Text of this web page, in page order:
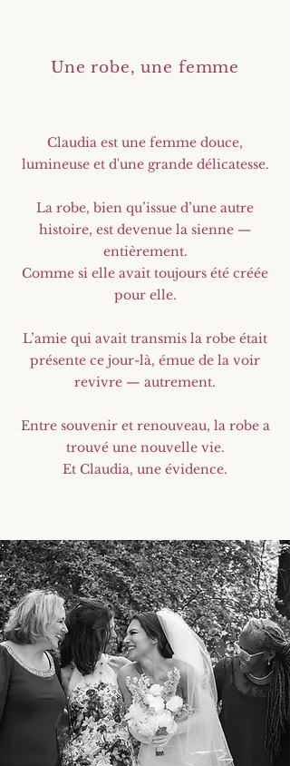
Une robe, une femme
Claudia est une femme douce,
lumineuse et d'une grande délicatesse.
La robe, bien qu’issue d’une autre
histoire, est devenue la sienne —
entièrement.
Comme si elle avait toujours été créée
pour elle.
L’amie qui avait transmis la robe était
présente ce jour-là, émue de la voir
revivre — autrement.
Entre souvenir et renouveau, la robe a
trouvé une nouvelle vie.
Et Claudia, une évidence.